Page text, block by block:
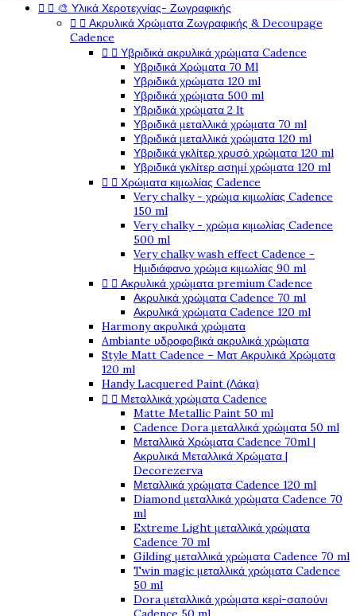
  🎨 Υλικά Χεροτεχνίας- Ζωγραφικής
  Ακρυλικά Χρώματα Ζωγραφικής & Decoupage
Cadence
  Υβριδικά ακρυλικά χρώματα Cadence
Υβριδικά Χρώματα 70 Ml
Υβριδικά χρώματα 120 ml
Υβριδικά χρώματα 500 ml
Υβριδικά χρώματα 2 lt
Υβριδικά μεταλλικά χρώματα 70 ml
Υβριδικά μεταλλικά χρώματα 120 ml
Υβριδικά γκλίτερ χρυσό χρώματα 120 ml
Υβριδικά γκλίτερ ασημί χρώματα 120 ml
  Χρώματα κιμωλίας Cadence
Very chalky - χρώμα κιμωλίας Cadence
150 ml
Very chalky - χρώμα κιμωλίας Cadence
500 ml
Very chalky wash effect Cadence -
Ημιδιάφανο χρώμα κιμωλίας 90 ml
  Ακρυλικά χρώματα premium Cadence
Ακρυλικά χρώματα Cadence 70 ml
Ακρυλικά χρώματα Cadence 120 ml
Harmony ακρυλικά χρώματα
Ambiante υδροφοβικά ακρυλικά χρώματα
Style Matt Cadence – Ματ Ακρυλικά Χρώματα
120 ml
Handy Lacquered Paint (Λάκα)
  Μεταλλικά χρώματα Cadence
Matte Metallic Paint 50 ml
Cadence Dora μεταλλικά χρώματα 50 ml
Μεταλλικά Χρώματα Cadence 70ml |
Ακρυλικά Μεταλλικά Χρώματα |
Decorezerva
Μεταλλικά χρώματα Cadence 120 ml
Diamond μεταλλικά χρώματα Cadence 70
ml
Extreme Light μεταλλικά χρώματα
Cadence 70 ml
Gilding μεταλλικά χρώματα Cadence 70 ml
Twin magic μεταλλικά χρώματα Cadence
50 ml
Dora μεταλλικά χρώματα κερί-σαπούνι